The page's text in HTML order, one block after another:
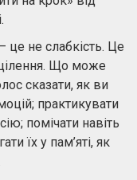
це не слабкість. Це
Що може
сказати, як ви
практикувати
помічати навіть
їх у пам’яті, як